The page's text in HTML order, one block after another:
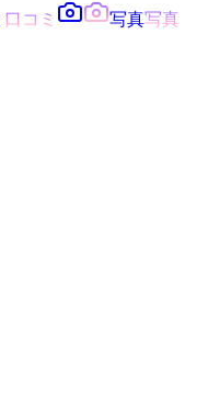
口コミ 写真写真